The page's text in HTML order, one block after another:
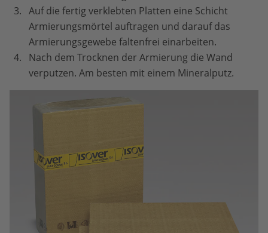
Auf die fertig verklebten Platten eine Schicht
Armierungsmörtel auftragen und darauf das
Armierungsgewebe faltenfrei einarbeiten.
Nach dem Trocknen der Armierung die Wand
verputzen. Am besten mit einem Mineralputz.